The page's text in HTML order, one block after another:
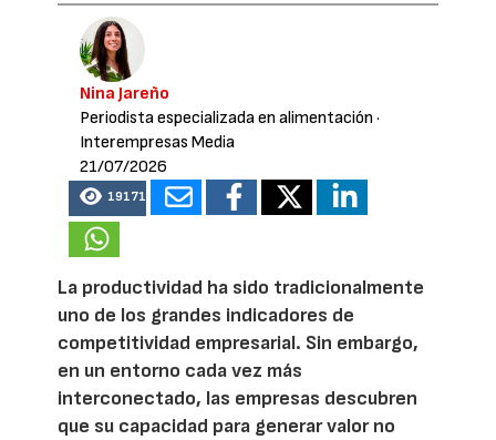
Nina Jareño
Periodista especializada en alimentación ·
Interempresas Media
21/07/2026
19171
La productividad ha sido tradicionalmente
uno de los grandes indicadores de
competitividad empresarial. Sin embargo,
en un entorno cada vez más
interconectado, las empresas descubren
que su capacidad para generar valor no